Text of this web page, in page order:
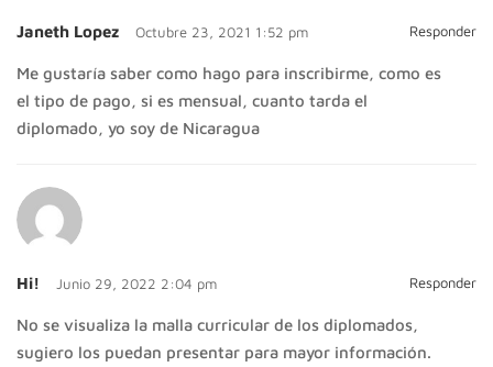
Janeth Lopez Octubre 23, 2021 1:52 pm Responder
Me gustaría saber como hago para inscribirme, como es
el tipo de pago, si es mensual, cuanto tarda el
diplomado, yo soy de Nicaragua
Hi! Junio 29, 2022 2:04 pm Responder
No se visualiza la malla curricular de los diplomados,
sugiero los puedan presentar para mayor información.